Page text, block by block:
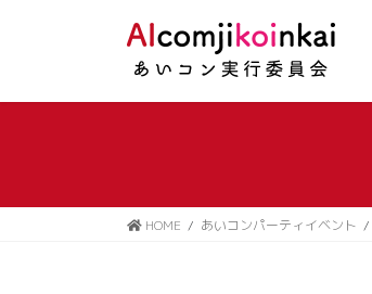
HOME あいコンパーティイベント